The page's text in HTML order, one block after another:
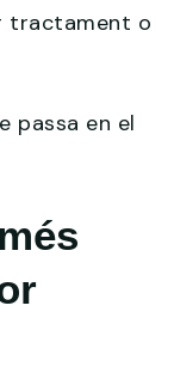
tractament o
passa en el